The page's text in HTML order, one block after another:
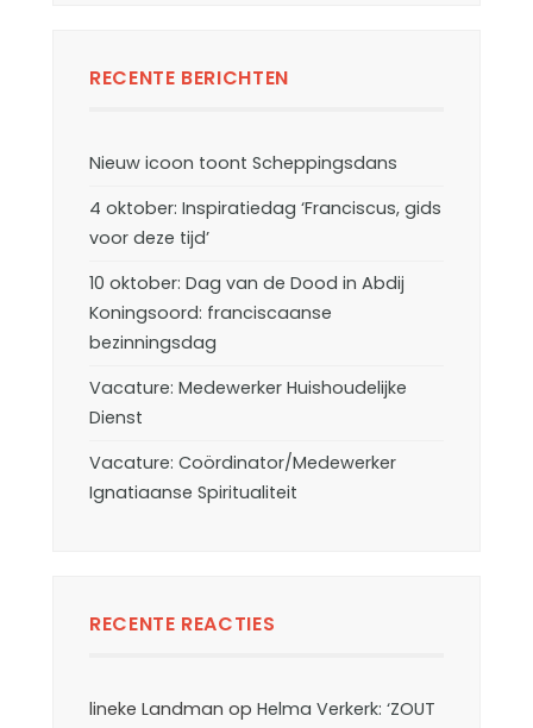
RECENTE BERICHTEN
Nieuw icoon toont Scheppingsdans
4 oktober: Inspiratiedag ‘Franciscus, gids
voor deze tijd’
10 oktober: Dag van de Dood in Abdij
Koningsoord: franciscaanse
bezinningsdag
Vacature: Medewerker Huishoudelijke
Dienst
Vacature: Coördinator/Medewerker
Ignatiaanse Spiritualiteit
RECENTE REACTIES
lineke Landman op Helma Verkerk: ‘ZOUT